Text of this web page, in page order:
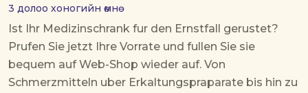
3 долоо хоногийн өмнө
Ist Ihr Medizinschrank fur den Ernstfall gerustet?
Prufen Sie jetzt Ihre Vorrate und fullen Sie sie
bequem aufWeb-Shop wieder auf. Von
Schmerzmitteln uber Erkaltungspraparate bis hin zu